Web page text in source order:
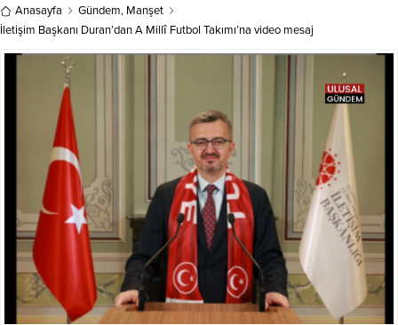
Anasayfa Gündem, Manşet
İletişim Başkanı Duran’dan A Millî Futbol Takımı’na video mesaj